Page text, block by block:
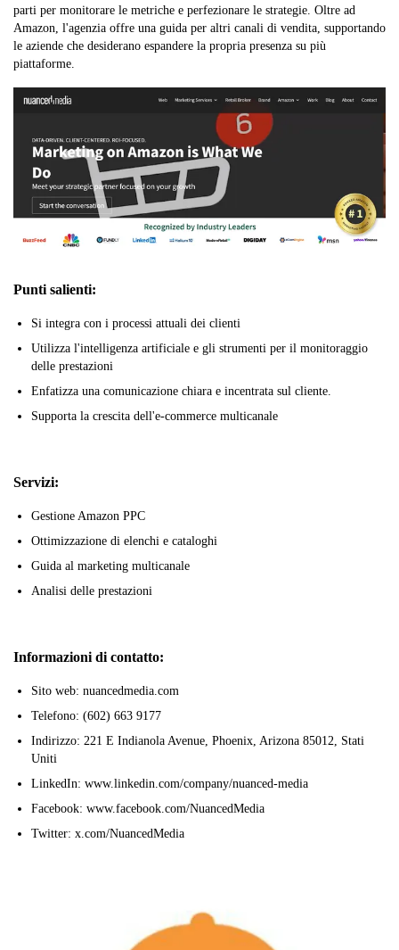
parti per monitorare le metriche e perfezionare le strategie. Oltre ad
Amazon, l'agenzia offre una guida per altri canali di vendita, supportando
le aziende che desiderano espandere la propria presenza su più
piattaforme.
Punti salienti:
Si integra con i processi attuali dei clienti
Utilizza l'intelligenza artificiale e gli strumenti per il monitoraggio
delle prestazioni
Enfatizza una comunicazione chiara e incentrata sul cliente.
Supporta la crescita dell'e-commerce multicanale
Servizi:
Gestione Amazon PPC
Ottimizzazione di elenchi e cataloghi
Guida al marketing multicanale
Analisi delle prestazioni
Informazioni di contatto:
Sito web: nuancedmedia.com
Telefono: (602) 663 9177
Indirizzo: 221 E Indianola Avenue, Phoenix, Arizona 85012, Stati
Uniti
LinkedIn: www.linkedin.com/company/nuanced-media
Facebook: www.facebook.com/NuancedMedia
Twitter: x.com/NuancedMedia